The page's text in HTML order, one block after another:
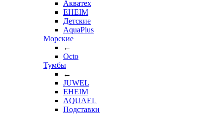
Акватех
EHEIM
Детские
AquaPlus
Морские
←
Octo
Тумбы
←
JUWEL
EHEIM
AQUAEL
Подставки